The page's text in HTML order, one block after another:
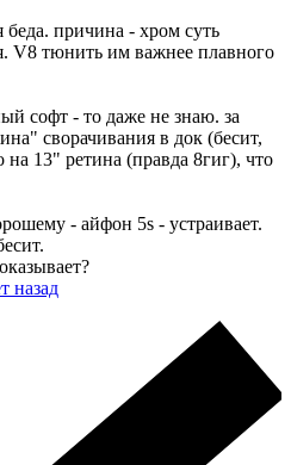
беда. причина - хром суть
V8 тюнить им важнее плавного
софт - то даже не знаю. за
сворачивания в док (бесит,
на 13" ретина (правда 8гиг), что
- айфон 5s - устраивает.
назад